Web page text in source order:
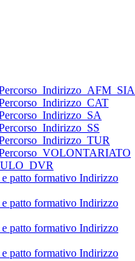
patto formativo Indirizzo
patto formativo Indirizzo
patto formativo Indirizzo
patto formativo Indirizzo